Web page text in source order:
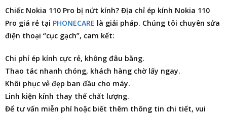
Chiếc Nokia 110 Pro bị nứt kính? Địa chỉ ép kính Nokia 110
Pro giá rẻ tại PHONECARE là giải pháp. Chúng tôi chuyên sửa
điện thoại “cục gạch”, cam kết:
Chi phí ép kính cực rẻ, không đâu bằng.
Thao tác nhanh chóng, khách hàng chờ lấy ngay.
Khôi phục vẻ đẹp ban đầu cho máy.
Linh kiện kính thay thế chất lượng.
Để tư vấn miễn phí hoặc biết thêm thông tin chi tiết, vui